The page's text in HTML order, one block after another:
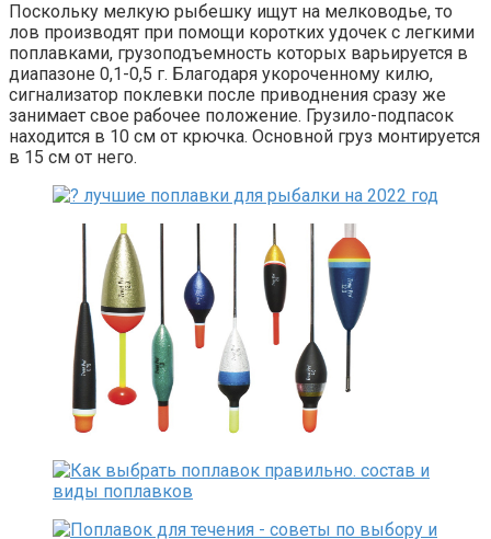
Поскольку мелкую рыбешку ищут на мелководье, то
лов производят при помощи коротких удочек с легкими
поплавками, грузоподъемность которых варьируется в
диапазоне 0,1-0,5 г. Благодаря укороченному килю,
сигнализатор поклевки после приводнения сразу же
занимает свое рабочее положение. Грузило-подпасок
находится в 10 см от крючка. Основной груз монтируется
в 15 см от него.